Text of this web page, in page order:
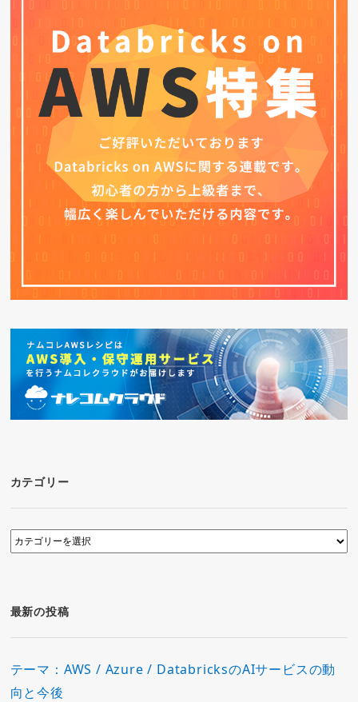
カテゴリー
カ
テ
ー
最新の投稿
テーマ：AWS / Azure / DatabricksのAIサービスの動
向と今後